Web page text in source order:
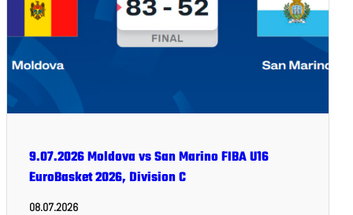
9.07.2026 Moldova vs San Marino FIBA U16
EuroBasket 2026, Division C
08.07.2026